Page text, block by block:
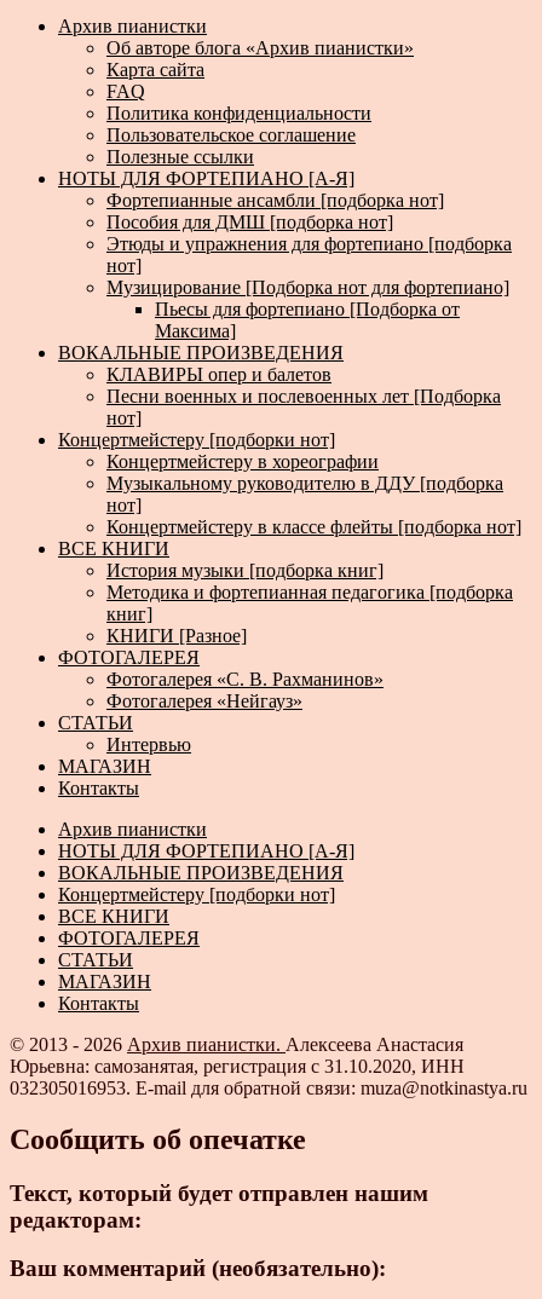
Архив пианистки
Об авторе блога «Архив пианистки»
Карта сайта
FAQ
Политика конфиденциальности
Пользовательское соглашение
Полезные ссылки
НОТЫ ДЛЯ ФОРТЕПИАНО [А-Я]
Фортепианные ансамбли [подборка нот]
Пособия для ДМШ [подборка нот]
Этюды и упражнения для фортепиано [подборка
нот]
Музицирование [Подборка нот для фортепиано]
Пьесы для фортепиано [Подборка от
Максима]
ВОКАЛЬНЫЕ ПРОИЗВЕДЕНИЯ
КЛАВИРЫ опер и балетов
Песни военных и послевоенных лет [Подборка
нот]
Концертмейстеру [подборки нот]
Концертмейстеру в хореографии
Музыкальному руководителю в ДДУ [подборка
нот]
Концертмейстеру в классе флейты [подборка нот]
ВСЕ КНИГИ
История музыки [подборка книг]
Методика и фортепианная педагогика [подборка
книг]
КНИГИ [Разное]
ФОТОГАЛЕРЕЯ
Фотогалерея «С. В. Рахманинов»
Фотогалерея «Нейгауз»
СТАТЬИ
Интервью
МАГАЗИН
Контакты
Архив пианистки
НОТЫ ДЛЯ ФОРТЕПИАНО [А-Я]
ВОКАЛЬНЫЕ ПРОИЗВЕДЕНИЯ
Концертмейстеру [подборки нот]
ВСЕ КНИГИ
ФОТОГАЛЕРЕЯ
СТАТЬИ
МАГАЗИН
Контакты
© 2013 - 2026 Архив пианистки. Алексеева Анастасия
Юрьевна: самозанятая, регистрация с 31.10.2020, ИНН
032305016953. E-mail для обратной связи: muza@notkinastya.ru
Сообщить об опечатке
Текст, который будет отправлен нашим
редакторам:
Ваш комментарий (необязательно):